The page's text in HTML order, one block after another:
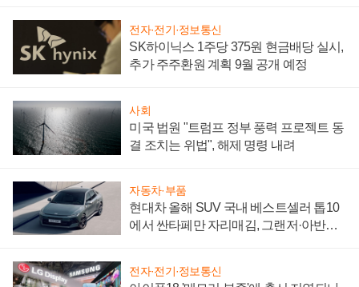
전자·전기·정보통신
SK하이닉스 1주당 375원 현금배당 실시,
추가 주주환원 계획 9월 공개 예정
사회
미국 법원 "트럼프 정부 풍력 프로젝트 동
결 조치는 위법", 해제 명령 내려
자동차·부품
현대차 올해 SUV 국내 베스트셀러 톱10
에서 싼타페만 자리매김, 그랜저·아반떼
전자·전기·정보통신